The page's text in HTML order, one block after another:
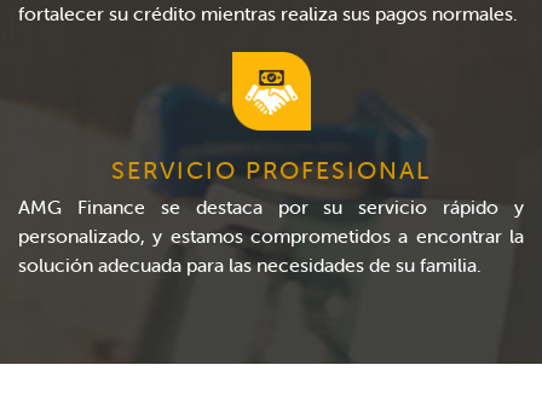
fortalecer su crédito mientras realiza sus pagos normales.
SERVICIO PROFESIONAL
AMG Finance se destaca por su servicio rápido y
personalizado, y estamos comprometidos a encontrar la
solución adecuada para las necesidades de su familia.